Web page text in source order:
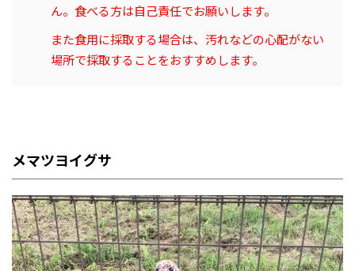
ん。食べる方は自己責任でお願いします。
また食用に採取する場合は、汚れなどの心配がない
場所で採取することをおすすめします。
メマツヨイグサ